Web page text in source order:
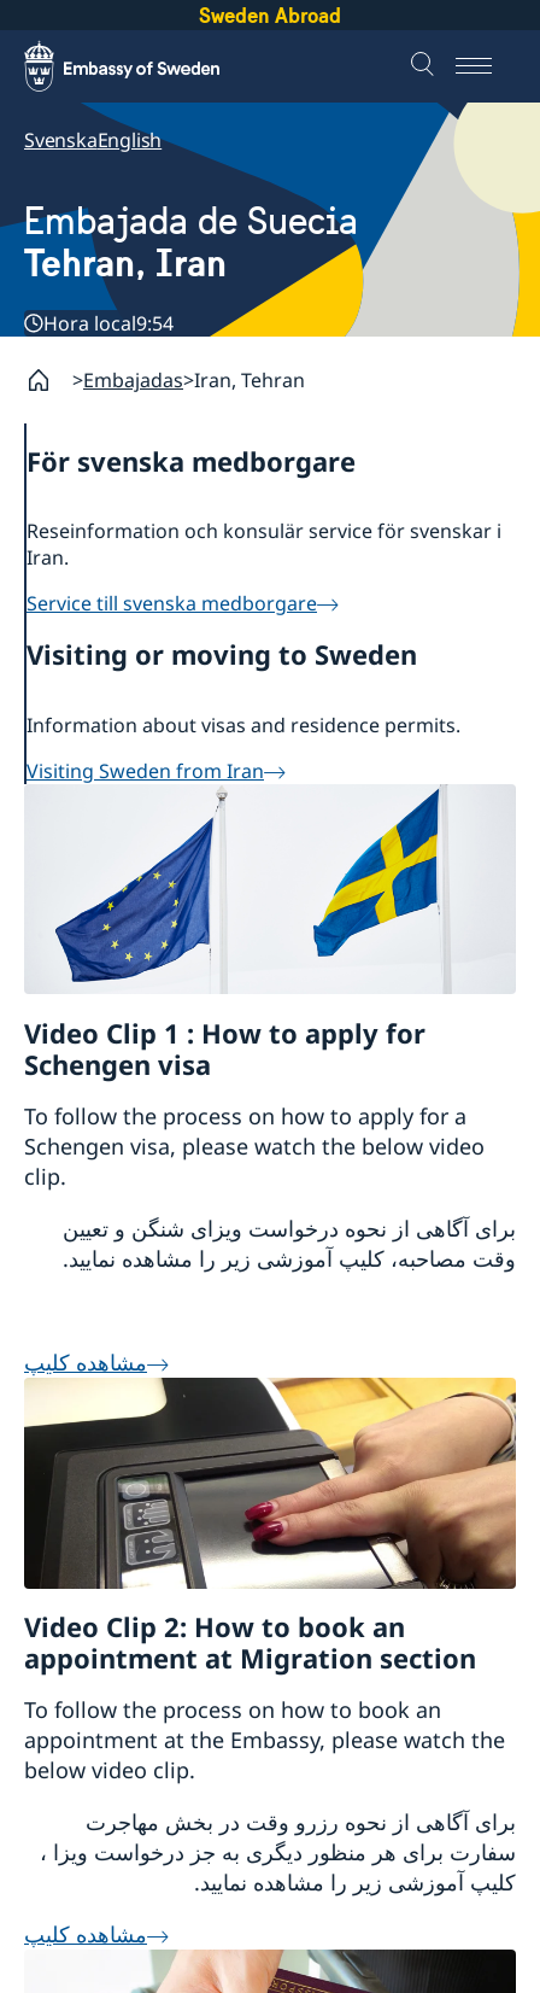
Sweden Abroad
SvenskaEnglish
Embajada de Suecia
Tehran, Iran
Hora local9:54
Embajadas Iran, Tehran
För svenska medborgare
Reseinformation och konsulär service för svenskar i
Iran.
Service till svenska medborgare
Visiting or moving to Sweden
Information about visas and residence permits.
Visiting Sweden from Iran
Video Clip 1 : How to apply for
Schengen visa
To follow the process on how to apply for a
Schengen visa, please watch the below video
clip.
برای آگاهی از نحوه درخواست ویزای شنگن و تعیین
وقت مصاحبه، کلیپ آموزشی زیر را مشاهده نمایید.
مشاهده کلیپ
Video Clip 2: How to book an
appointment at Migration section
To follow the process on how to book an
appointment at the Embassy, please watch the
below video clip.
برای آگاهی از نحوه رزرو وقت در بخش مهاجرت
سفارت برای هر منظور دیگری به جز درخواست ویزا ،
کلیپ آموزشی زیر را مشاهده نمایید.
مشاهده کلیپ